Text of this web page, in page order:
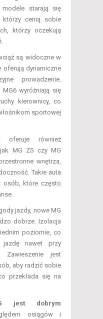
starają się
którzy cenią sobie
którzy oczekują
są widoczne w
oferują dynamiczne
prowadzenie.
wyróżniają się
kierownicy, co
sportowej
również
MG ZS czy MG
wnętrza,
Takie auta
osób, które często
jazdy, nowe MG
dobrze. Izolacja
poziomie, co
jazdę nawet przy
Zawieszenie jest
aby radzić sobie
przekłada się na
jest dobrym
osiągów i